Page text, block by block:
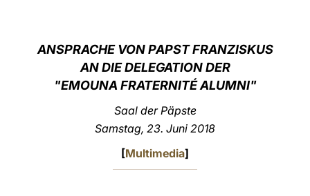
中文
LATINE
ANSPRACHE VON PAPST FRANZISKUS
AN DIE DELEGATION DER
"EMOUNA FRATERNITÉ ALUMNI"
Saal der Päpste
Samstag, 23. Juni 2018
[Multimedia]